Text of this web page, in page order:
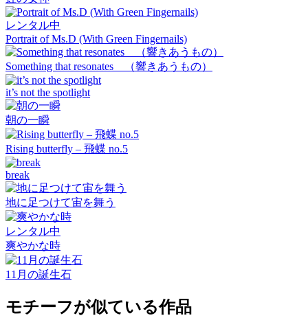
レンタル中
Portrait of Ms.D (With Green Fingernails)
Something that resonates （響きあうもの）
it’s not the spotlight
朝の一瞬
Rising butterfly – 飛蝶 no.5
break
地に足つけて宙を舞う
レンタル中
爽やかな時
11月の誕生石
モチーフが似ている作品